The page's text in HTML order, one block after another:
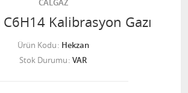
CALGAZ
Kalibrasyon Gazı
Ürün Kodu Hekzan
Stok Durumu VAR